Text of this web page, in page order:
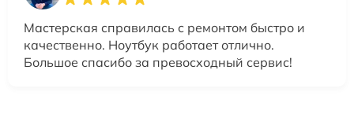
Мастерская справилась с ремонтом быстро и
качественно. Ноутбук работает отлично.
Большое спасибо за превосходный сервис!